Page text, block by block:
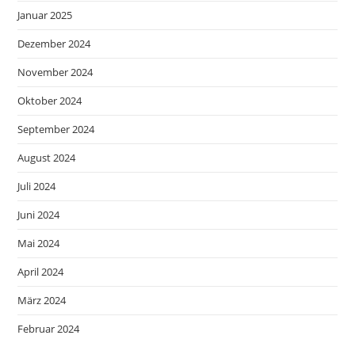
Januar 2025
Dezember 2024
November 2024
Oktober 2024
September 2024
August 2024
Juli 2024
Juni 2024
Mai 2024
April 2024
März 2024
Februar 2024